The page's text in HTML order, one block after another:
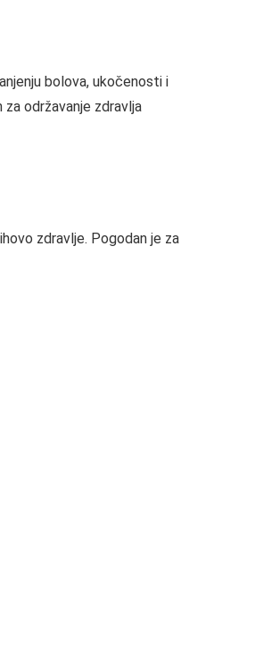
bolova, ukočenosti i
održavanje zdravlja
zdravlje. Pogodan je za